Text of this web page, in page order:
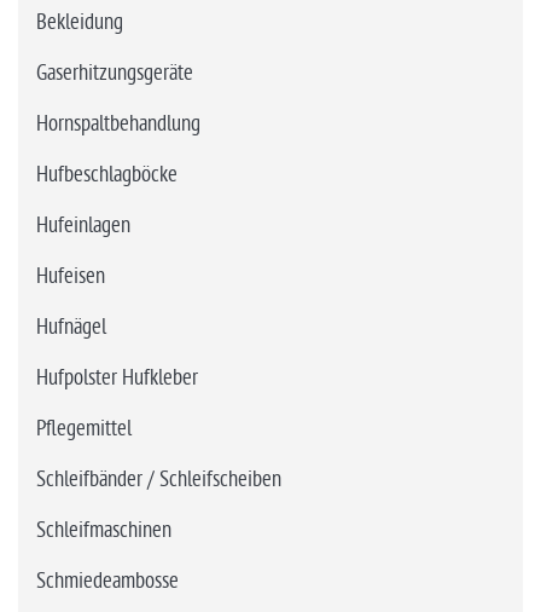
Bekleidung
Gaserhitzungsgeräte
Hornspaltbehandlung
Hufbeschlagböcke
Hufeinlagen
Hufeisen
Hufnägel
Hufpolster Hufkleber
Pflegemittel
Schleifbänder / Schleifscheiben
Schleifmaschinen
Schmiedeambosse